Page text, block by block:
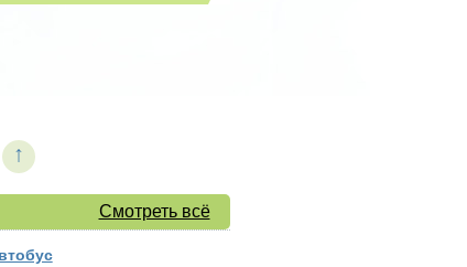
↑
Смотреть всё